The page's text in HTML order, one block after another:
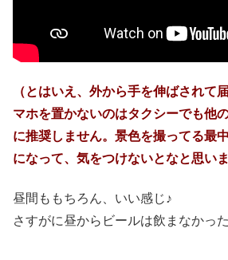
（とはいえ、外から手を伸ばされて
マホを置かないのはタクシーでも他
に推奨しません。景色を撮ってる最
になって、気をつけないとなと思いま
昼間ももちろん、いい感じ♪
さすがに昼からビールは飲まなかっ